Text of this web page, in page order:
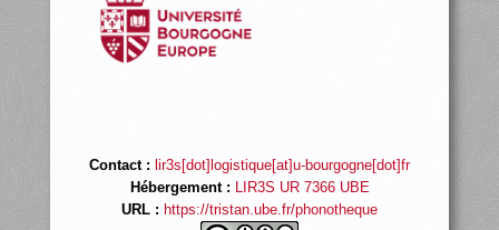
Contact : lir3s[dot]logistique[at]u-bourgogne[dot]fr
Hébergement : LIR3S UR 7366 UBE
URL : https://tristan.ube.fr/phonotheque